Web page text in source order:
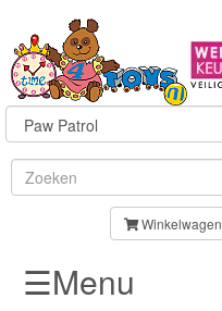
Winkelwagen
Sylvanian
Families
Aquabeads
☰Menu